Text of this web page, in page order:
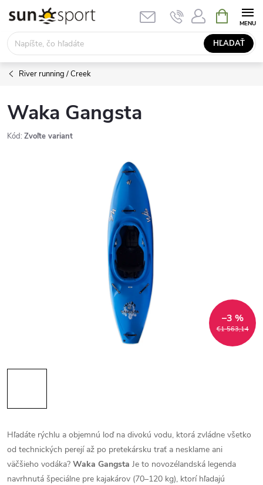
obsah
HĽADAŤ
KOŠÍK
River running / Creek
Waka Gangsta
Kód: Zvoľte variant
€1 563,14
–3 %
Hľadáte rýchlu a objemnú loď na divokú vodu, ktorá zvládne všetko
od technických perejí až po pretekársku trať a nesklame ani
väčšieho vodáka? Waka Gangsta Je to novozélandská legenda
navrhnutá špeciálne pre kajakárov (70–120 kg), ktorí hľadajú